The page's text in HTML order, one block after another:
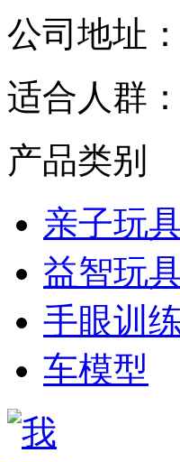
公司地址：
适合人群：
产品类别
亲子玩
益智玩
手眼训
车模型